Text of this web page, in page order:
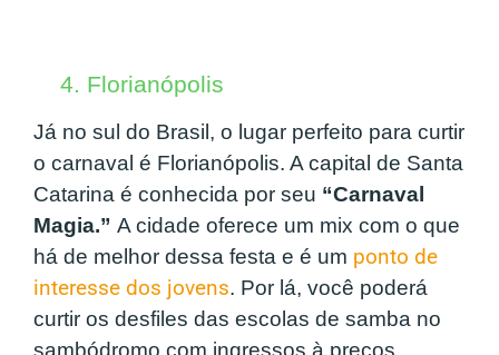
4. Florianópolis
Já no sul do Brasil, o lugar perfeito para curtir
o carnaval é Florianópolis. A capital de Santa
Catarina é conhecida por seu “Carnaval
Magia.” A cidade oferece um mix com o que
há de melhor dessa festa e é um ponto de
interesse dos jovens. Por lá, você poderá
curtir os desfiles das escolas de samba no